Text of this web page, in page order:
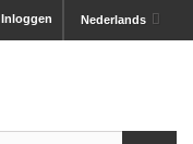
Nederlands
Inloggen